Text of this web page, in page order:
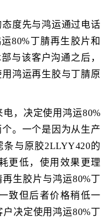
度先与鸿运通过电话
80%丁腈再生胶片和
与该客户沟通之后，
鸿运再生胶与丁腈原
，决定使用鸿运80%
。一个是因为从生产
条与原胶2LLYY420的
更低，使用效果更理
生胶片与鸿运80%丁
致但后者价格稍低一
决定使用鸿运80%丁